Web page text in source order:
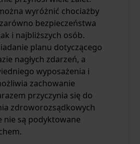
wyróżnić chociażby
bezpieczeństwa
i najbliższych osób.
planu dotyczącego
nagłych zdarzeń, a
wyposażenia i
zachowanie
przyczynia się do
zdroworozsądkowych
nie są podyktowane